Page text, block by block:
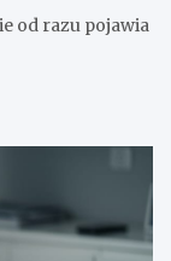
od razu pojawia